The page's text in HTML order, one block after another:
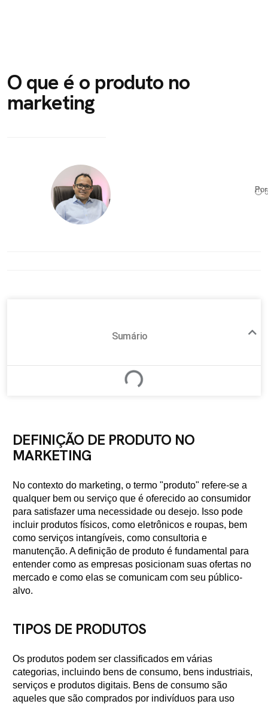
O que é o produto no
marketing
⏱
Sumário
DEFINIÇÃO DE PRODUTO NO
MARKETING
No contexto do marketing, o termo "produto" refere-se a
qualquer bem ou serviço que é oferecido ao consumidor
para satisfazer uma necessidade ou desejo. Isso pode
incluir produtos físicos, como eletrônicos e roupas, bem
como serviços intangíveis, como consultoria e
manutenção. A definição de produto é fundamental para
entender como as empresas posicionam suas ofertas no
mercado e como elas se comunicam com seu público-
alvo.
TIPOS DE PRODUTOS
Os produtos podem ser classificados em várias
categorias, incluindo bens de consumo, bens industriais,
serviços e produtos digitais. Bens de consumo são
aqueles que são comprados por indivíduos para uso